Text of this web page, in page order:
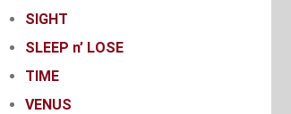
SIGHT
SLEEP n’ LOSE
TIME
VENUS